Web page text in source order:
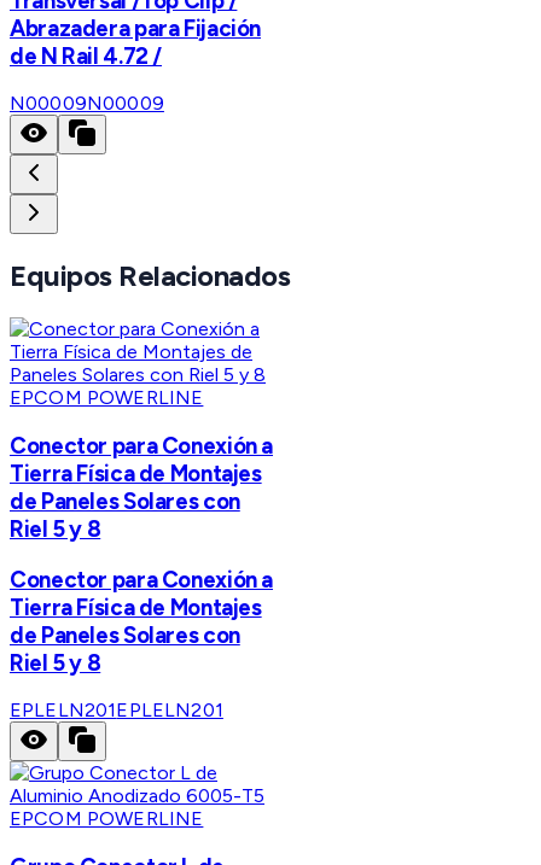
Abrazadera para Fijación
de N Rail 4.72 /
N00009N00009
Equipos Relacionados
EPCOM POWERLINE
Conector para Conexión a
Tierra Física de Montajes
de Paneles Solares con
Riel 5 y 8
Conector para Conexión a
Tierra Física de Montajes
de Paneles Solares con
Riel 5 y 8
EPLELN201EPLELN201
EPCOM POWERLINE